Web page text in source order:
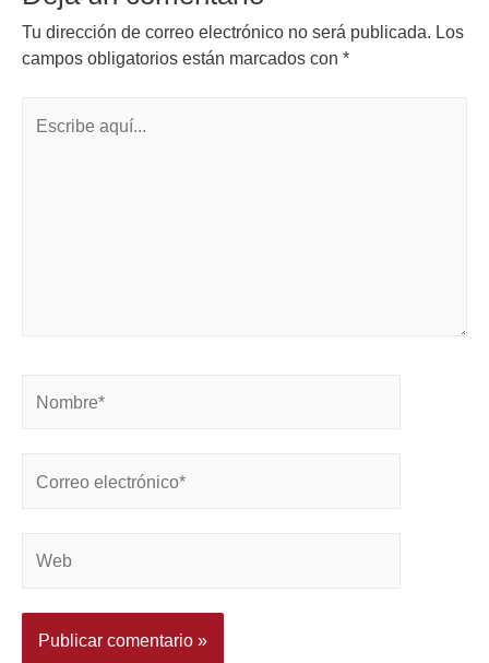
Tu dirección de correo electrónico no será publicada. Los
campos obligatorios están marcados con *